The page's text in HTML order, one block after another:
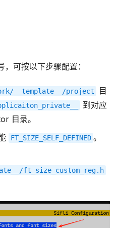
可按以下步骤配置：
__template__/project
目
到对应
目录。
FT_SIZE_SELF_DEFINED 。
ft_size_custom_reg.h